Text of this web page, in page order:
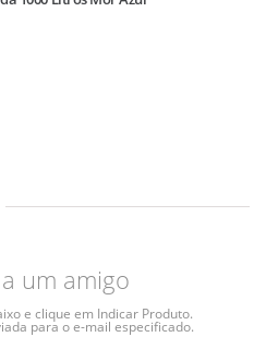
um amigo
e clique em Indicar Produto.
para o e-mail especificado.